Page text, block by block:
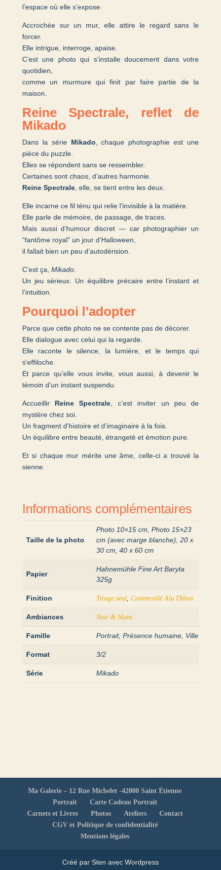
l’espace où elle s’expose.
Accrochée sur un mur, elle attire le regard sans le
forcer.
Elle intrigue, interroge, apaise.
C’est une photo qui s’installe doucement dans votre
quotidien,
comme un murmure qui finit par faire partie de la
maison.
Reine Spectrale, reflet de
Mikado
Dans la série Mikado , chaque photographie est une
pièce du puzzle.
Elles se répondent sans se ressembler.
Certaines sont chaos, d’autres harmonie.
Reine Spectrale, elle, se tient entre les deux.
Elle incarne ce fil ténu qui relie l’invisible à la matière.
Elle parle de mémoire, de passage, de traces.
Mais aussi d’humour discret — car photographier un
“fantôme royal” un jour d’Halloween,
il fallait bien un peu d’autodérision.
C’est ça, Mikado.
Un jeu sérieux. Un équilibre précaire entre l’instant et
l’intuition.
Pourquoi l’adopter
Parce que cette photo ne se contente pas de décorer.
Elle dialogue avec celui qui la regarde.
Elle raconte le silence, la lumière, et le temps qui
s’effiloche.
Et parce qu’elle vous invite, vous aussi, à devenir le
témoin d’un instant suspendu.
Accueillir Reine Spectrale , c’est inviter un peu de
mystère chez soi.
Un fragment d’histoire et d’imaginaire à la fois.
Un équilibre entre beauté, étrangeté et émotion pure.
Et si chaque mur mérite une âme, celle-ci a trouvé la
sienne.
Informations complémentaires
Taille de la photo
Photo 10×15 cm, Photo 15×23
cm (avec marge blanche), 20 x
30 cm, 40 x 60 cm
Papier
Hahnemühle Fine Art Baryta
325g
Finition Tirage seul, Contrecollé Alu Dibon
Ambiances Noir & blanc
Famille Portrait, Présence humaine, Ville
Format 3/2
Série Mikado
Ma Galerie – 12 Rue Michelet -42000 Saint Étienne
Portrait
Carte Cadeau Portrait
Carnets et Livres
Photos Ateliers
Contact
CGV et Politique de confidentialité
Mentions légales
Créé par Sten avec Wordpress